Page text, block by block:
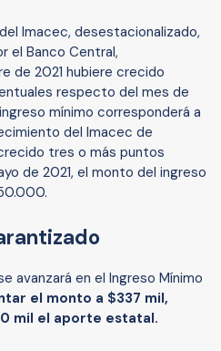
Imacec, desestacionalizado,
el Banco Central,
de 2021 hubiere crecido
respecto del mes de
mínimo corresponderá a
del Imacec de
tres o más puntos
de 2021, el monto del ingreso
avanzará en el Ingreso Mínimo
el monto a $337 mil,
mil el aporte estatal.